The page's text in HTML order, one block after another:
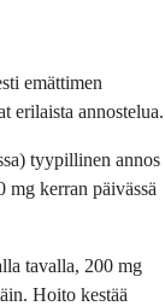
emättimen
erilaista annostelua.
tyypillinen annos
mg kerran päivässä
tavalla, 200 mg
Hoito kestää